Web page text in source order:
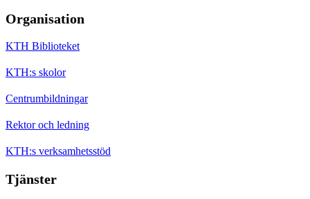
Organisation
KTH Biblioteket
KTH:s skolor
Centrumbildningar
Rektor och ledning
KTH:s verksamhetsstöd
Tjänster